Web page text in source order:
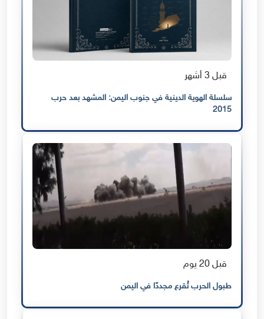
قبل 3 أشهر
سلسلة الهوية الدينية في جنوب اليمن: المشهد بعد حرب
2015
قبل 20 يوم
طبول الحرب تُقرع مجددًا في اليمن